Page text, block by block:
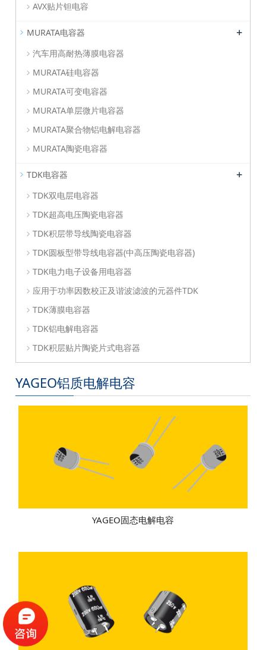
AVX贴片钽电容
MURATA电容器 +
汽车用高耐热薄膜电容器
MURATA硅电容器
MURATA可变电容器
MURATA单层微片电容器
MURATA聚合物铝电解电容器
MURATA陶瓷电容器
TDK电容器 +
TDK双电层电容器
TDK超高电压陶瓷电容器
TDK积层带导线陶瓷电容器
TDK圆板型带导线电容器(中高压陶瓷电容器)
TDK电力电子设备用电容器
应用于功率因数校正及谐波滤波的元器件TDK
TDK薄膜电容器
TDK铝电解电容器
TDK积层贴片陶瓷片式电容器
YAGEO铝质电解电容
YAGEO固态电解电容